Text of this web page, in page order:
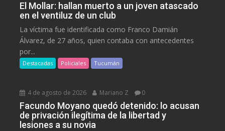
El Mollar: hallan muerto a un joven atascado
en el ventiluz de un club
La víctima fue identificada como Franco Damián
Álvarez, de 27 años, quien contaba con antecedentes
por...
Destacadas Policiales Tucumán
4 de agosto de 2026 Mariano Z 0
Facundo Moyano quedó detenido: lo acusan
de privación ilegítima de la libertad y
lesiones a su novia